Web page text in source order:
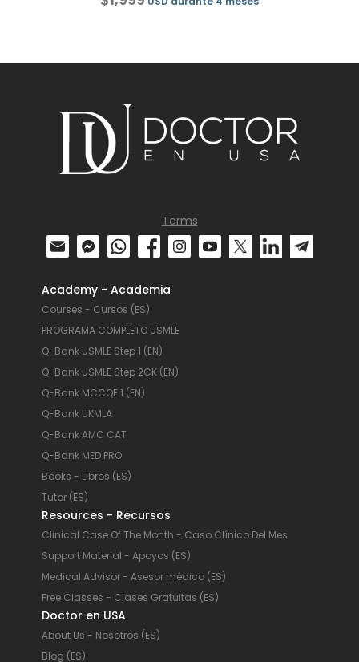
Terms
Academy - Academia
Courses - Cursos (ES)
PROGRAMA COMPLETO USMLE
Q-Bank USMLE Step 1 (EN)
Q-Bank USMLE Step 2CK (EN)
Q-Bank MCCQE 1 (EN)
Q-Bank UKMLA
Q-Bank AMC CAT
Q-Bank MED PRO
Books - Libros (ES)
Tutor (ES)
Resources - Recursos
Clinical Case Of The Month - Caso Clínico Del Mes
Support Material - Apoyos (ES)
Medical Advisor - Asesor médico (ES)
Free Classes - Clases Gratuitas (ES)
Doctor en USA
About Us - Nosotros (ES)
Blog (ES)